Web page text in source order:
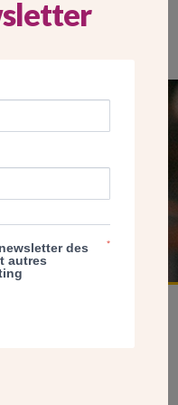
des
autres
*